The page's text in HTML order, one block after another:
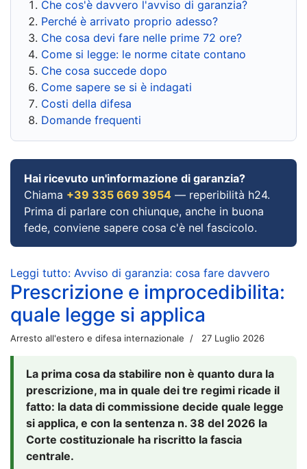
Che cos'è davvero l'avviso di garanzia?
Perché è arrivato proprio adesso?
Che cosa devi fare nelle prime 72 ore?
Come si legge: le norme citate contano
Che cosa succede dopo
Come sapere se si è indagati
Costi della difesa
Domande frequenti
Hai ricevuto un'informazione di garanzia?
Chiama +39 335 669 3954 — reperibilità h24.
Prima di parlare con chiunque, anche in buona
fede, conviene sapere cosa c'è nel fascicolo.
Leggi tutto: Avviso di garanzia: cosa fare davvero
Prescrizione e improcedibilita:
quale legge si applica
Arresto all'estero e difesa internazionale 27 Luglio 2026
La prima cosa da stabilire non è quanto dura la
prescrizione, ma in quale dei tre regimi ricade il
fatto: la data di commissione decide quale legge
si applica, e con la sentenza n. 38 del 2026 la
Corte costituzionale ha riscritto la fascia
centrale.